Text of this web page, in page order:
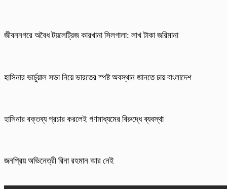
জীবননগরে অবৈধ টয়লেট্রিজ কারখানা সিলগালা: লাখ টাকা জরিমানা
হাসিনার ভার্চুয়াল সভা নিয়ে ভারতের স্পষ্ট অবস্থান জানতে চায় বাংলাদেশ
হাসিনার বক্তব্য প্রচার করলেই গণমাধ্যমের বিরুদ্ধে ব্যবস্থা
জনপ্রিয় অভিনেত্রী রিনা রহমান আর নেই